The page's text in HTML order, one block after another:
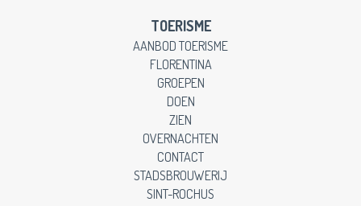
TOERISME
AANBOD TOERISME
FLORENTINA
GROEPEN
DOEN
ZIEN
OVERNACHTEN
CONTACT
STADSBROUWERIJ
SINT-ROCHUS